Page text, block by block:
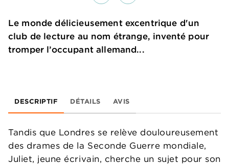
Le monde délicieusement excentrique d'un
club de lecture au nom étrange, inventé pour
tromper l’occupant allemand...
DESCRIPTIF DÉTAILS AVIS
Tandis que Londres se relève douloureusement
des drames de la Seconde Guerre mondiale,
Juliet, jeune écrivain, cherche un sujet pour son